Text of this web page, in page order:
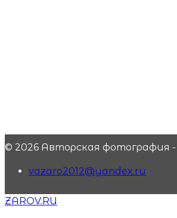
© 2026 Авторская фотография -
vazaro2012@yandex.ru
ZAROV.RU